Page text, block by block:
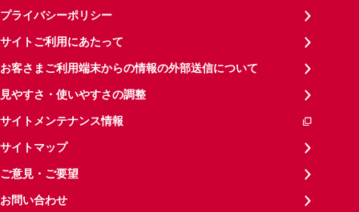
プライバシーポリシー
サイトご利用にあたって
お客さまご利用端末からの情報の外部送信について
見やすさ・使いやすさの調整
サイトメンテナンス情報
サイトマップ
ご意見・ご要望
お問い合わせ